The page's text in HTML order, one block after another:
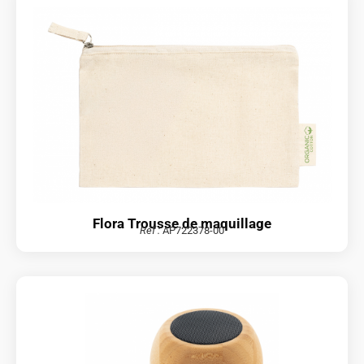
Flora Trousse de maquillage
Réf :AP722378-00